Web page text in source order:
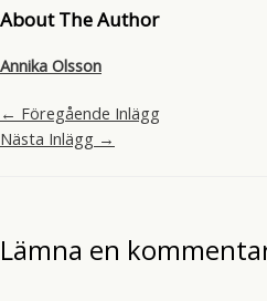
About The Author
Annika Olsson
← Föregående Inlägg
Nästa Inlägg →
Lämna en